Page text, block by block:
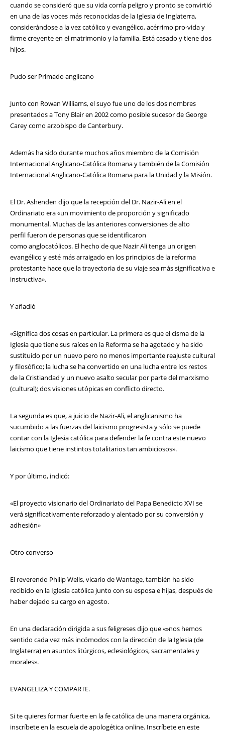
cuando se consideró que su vida corría peligro y pronto se convirtió
en una de las voces más reconocidas de la Iglesia de Inglaterra,
considerándose a la vez católico y evangélico, acérrimo pro-vida y
firme creyente en el matrimonio y la familia. Está casado y tiene dos
hijos.
Pudo ser Primado anglicano
Junto con Rowan Williams, el suyo fue uno de los dos nombres
presentados a Tony Blair en 2002 como posible sucesor de George
Carey como arzobispo de Canterbury.
Además ha sido durante muchos años miembro de la Comisión
Internacional Anglicano-Católica Romana y también de la Comisión
Internacional Anglicano-Católica Romana para la Unidad y la Misión.
El Dr. Ashenden dijo que la recepción del Dr. Nazir-Ali en el
Ordinariato era «un movimiento de proporción y significado
monumental. Muchas de las anteriores conversiones de alto
perfil fueron de personas que se identificaron
como anglocatólicos. El hecho de que Nazir Ali tenga un origen
evangélico y esté más arraigado en los principios de la reforma
protestante hace que la trayectoria de su viaje sea más significativa e
instructiva».
Y añadió
«Significa dos cosas en particular. La primera es que el cisma de la
Iglesia que tiene sus raíces en la Reforma se ha agotado y ha sido
sustituido por un nuevo pero no menos importante reajuste cultural
y filosófico; la lucha se ha convertido en una lucha entre los restos
de la Cristiandad y un nuevo asalto secular por parte del marxismo
(cultural); dos visiones utópicas en conflicto directo.
La segunda es que, a juicio de Nazir-Ali, el anglicanismo ha
sucumbido a las fuerzas del laicismo progresista y sólo se puede
contar con la Iglesia católica para defender la fe contra este nuevo
laicismo que tiene instintos totalitarios tan ambiciosos».
Y por último, indicó:
«El proyecto visionario del Ordinariato del Papa Benedicto XVI se
verá significativamente reforzado y alentado por su conversión y
adhesión»
Otro converso
El reverendo Philip Wells, vicario de Wantage, también ha sido
recibido en la Iglesia católica junto con su esposa e hijas, después de
haber dejado su cargo en agosto.
En una declaración dirigida a sus feligreses dijo que «»nos hemos
sentido cada vez más incómodos con la dirección de la Iglesia (de
Inglaterra) en asuntos litúrgicos, eclesiológicos, sacramentales y
morales».
EVANGELIZA Y COMPARTE.
Si te quieres formar fuerte en la fe católica de una manera orgánica,
inscríbete en la escuela de apologética online. Inscríbete en este